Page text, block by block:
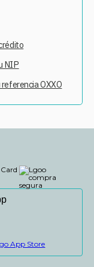
NIP
OXXO